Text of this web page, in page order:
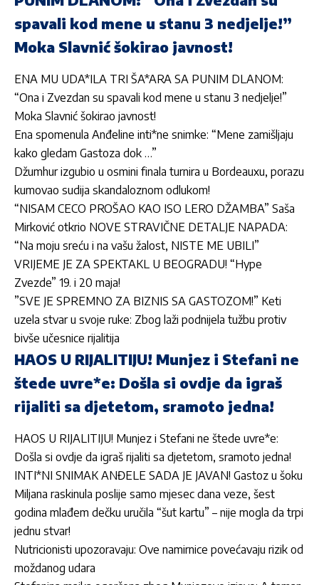
spavali kod mene u stanu 3 nedjelje!”
Moka Slavnić šokirao javnost!
ENA MU UDA*ILA TRI ŠA*ARA SA PUNIM DLANOM:
“Ona i Zvezdan su spavali kod mene u stanu 3 nedjelje!”
Moka Slavnić šokirao javnost!
Ena spomenula Anđeline inti*ne snimke: “Mene zamišljaju
kako gledam Gastoza dok …”
Džumhur izgubio u osmini finala turnira u Bordeauxu, porazu
kumovao sudija skandaloznom odlukom!
“NISAM CECO PROŠAO KAO ISO LERO DŽAMBA” Saša
Mirković otkrio NOVE STRAVIČNE DETALJE NAPADA:
“Na moju sreću i na vašu žalost, NISTE ME UBILI”
VRIJEME JE ZA SPEKTAKL U BEOGRADU! “Hype
Zvezde” 19. i 20 maja!
”SVE JE SPREMNO ZA BIZNIS SA GASTOZOM!” Keti
uzela stvar u svoje ruke: Zbog laži podnijela tužbu protiv
bivše učesnice rijalitija
HAOS U RIJALITIJU! Munjez i Stefani ne
štede uvre*e: Došla si ovdje da igraš
rijaliti sa djetetom, sramoto jedna!
HAOS U RIJALITIJU! Munjez i Stefani ne štede uvre*e:
Došla si ovdje da igraš rijaliti sa djetetom, sramoto jedna!
INTI*NI SNIMAK ANĐELE SADA JE JAVAN! Gastoz u šoku
Miljana raskinula poslije samo mjesec dana veze, šest
godina mlađem dečku uručila “šut kartu” – nije mogla da trpi
jednu stvar!
Nutricionisti upozoravaju: Ove namirnice povećavaju rizik od
moždanog udara